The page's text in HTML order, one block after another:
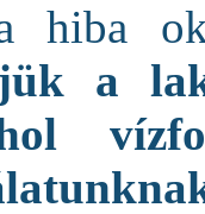
hiba
a